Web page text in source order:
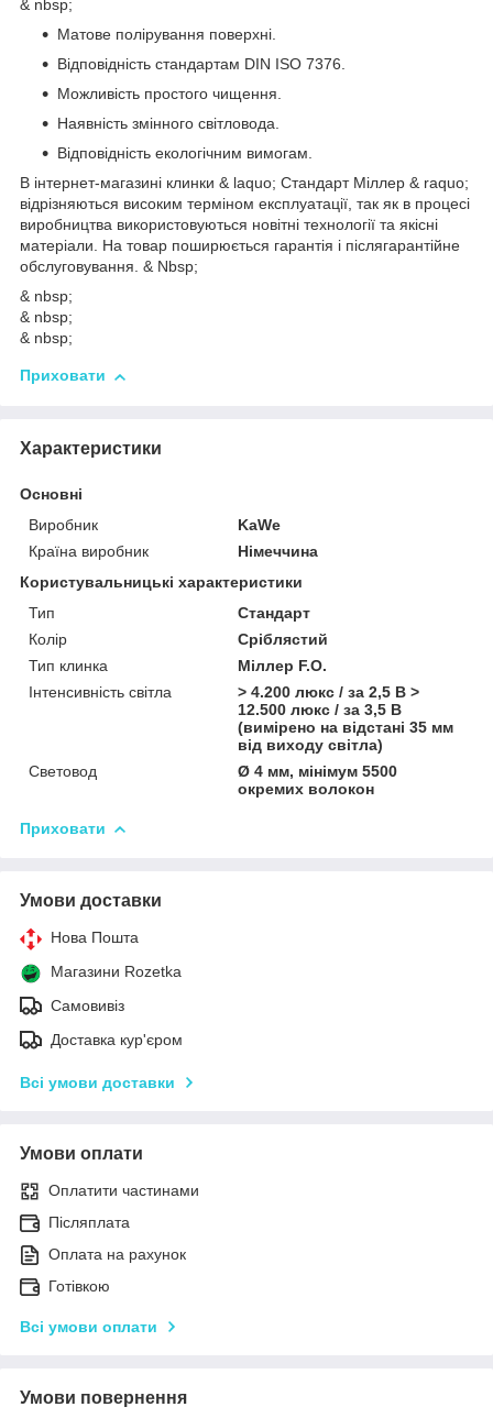
& nbsp;
Матове полірування поверхні.
Відповідність стандартам DIN ISO 7376.
Можливість простого чищення.
Наявність змінного світловода.
Відповідність екологічним вимогам.
В інтернет-магазині клинки & laquo; Стандарт Міллер & raquo;
відрізняються високим терміном експлуатації, так як в процесі
виробництва використовуються новітні технології та якісні
матеріали. На товар поширюється гарантія і післягарантійне
обслуговування. & Nbsp;
& nbsp;
& nbsp;
& nbsp;
Приховати
Характеристики
Основні
Виробник
KaWe
Країна виробник
Німеччина
Користувальницькі характеристики
Тип
Стандарт
Колір
Сріблястий
Тип клинка
Міллер F.O.
Інтенсивність світла
> 4.200 люкс / за 2,5 B >
12.500 люкс / за 3,5 B
(вимірено на відстані 35 мм
від виходу світла)
Световод
Ø 4 мм, мінімум 5500
окремих волокон
Приховати
Умови доставки
Нова Пошта
Магазини Rozetka
Самовивіз
Доставка кур'єром
Всі умови доставки
Умови оплати
Оплатити частинами
Післяплата
Оплата на рахунок
Готівкою
Всі умови оплати
Умови повернення